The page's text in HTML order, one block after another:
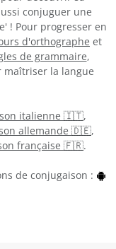
conjuguer une
! Pour progresser en
d'orthographe et
de grammaire,
maîtriser la langue
italienne 🇮🇹,
allemande 🇩🇪,
française 🇫🇷.
de conjugaison :